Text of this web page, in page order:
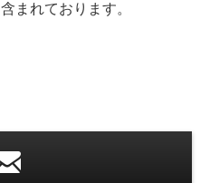
まれております。